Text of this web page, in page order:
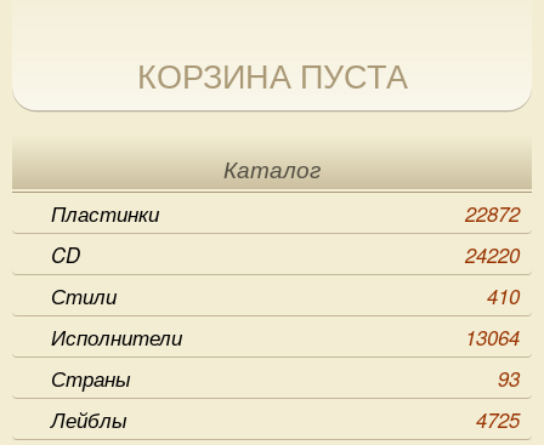
КОРЗИНА ПУСТА
Каталог
Пластинки
22872
CD
24220
Стили
410
Исполнители
13064
Страны
93
Лейблы
4725